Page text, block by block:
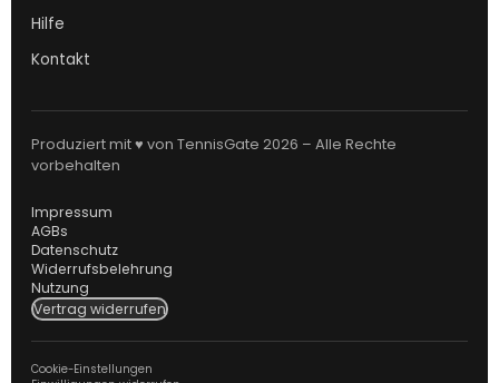
Hilfe
Kontakt
Produziert mit ♥ von TennisGate 2026 – Alle Rechte
vorbehalten
Impressum
AGBs
Datenschutz
Widerrufsbelehrung
Nutzung
Vertrag widerrufen
Cookie-Einstellungen